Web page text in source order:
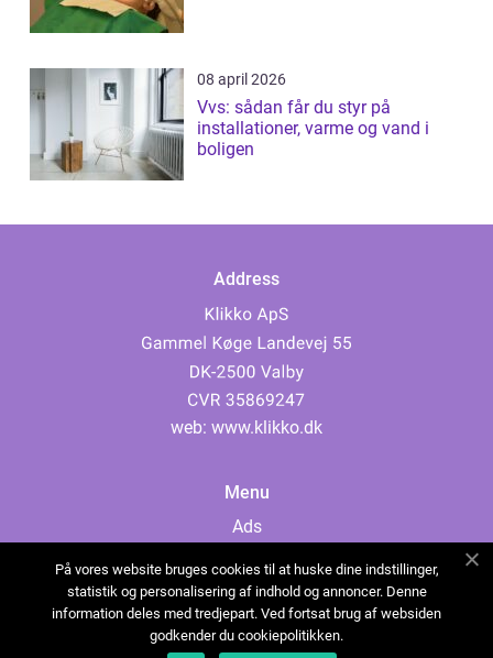
08 april 2026
Vvs: sådan får du styr på
installationer, varme og vand i
boligen
Address
web: www.klikko.dk
Menu
Ads
Cookies
Contact
Sitemap
På vores website bruges cookies til at huske dine indstillinger,
statistik og personalisering af indhold og annoncer. Denne
information deles med tredjepart. Ved fortsat brug af websiden
godkender du cookiepolitikken.